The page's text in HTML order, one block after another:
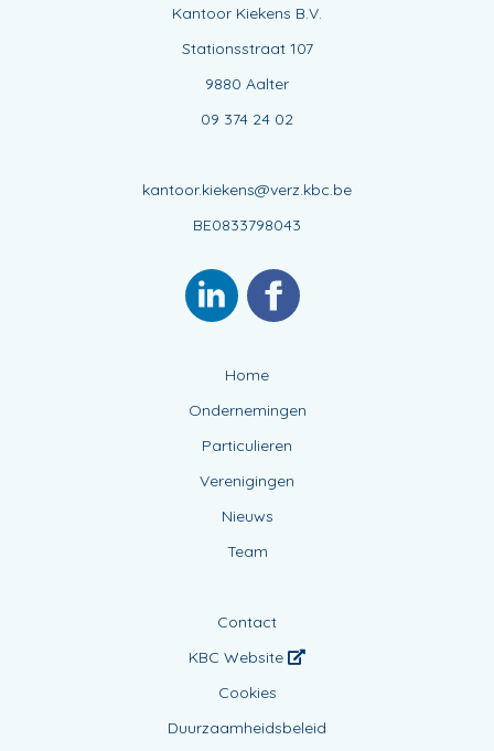
Kantoor Kiekens B.V.
Stationsstraat 107
9880 Aalter
09 374 24 02
kantoor.kiekens@verz.kbc.be
BE0833798043
Home
Ondernemingen
Particulieren
Verenigingen
Nieuws
Team
Contact
KBC Website
Cookies
Duurzaamheidsbeleid